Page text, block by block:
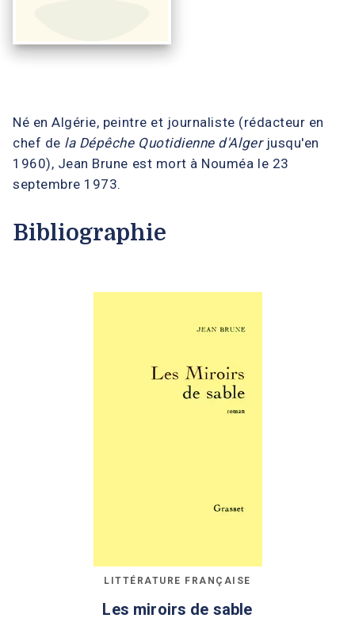
Né en Algérie, peintre et journaliste (rédacteur en
chef de la Dépêche Quotidienne d'Algerjusqu'en
1960), Jean Brune est mort à Nouméa le 23
septembre 1973.
Bibliographie
LITTÉRATURE FRANÇAISE
Les miroirs de sable